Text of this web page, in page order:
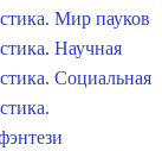
Мир пауков
Научная
Социальная